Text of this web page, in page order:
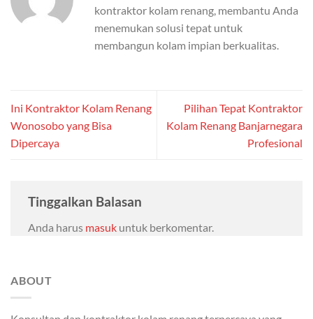
kontraktor kolam renang, membantu Anda
menemukan solusi tepat untuk
membangun kolam impian berkualitas.
Ini Kontraktor Kolam Renang
Wonosobo yang Bisa
Dipercaya
Pilihan Tepat Kontraktor
Kolam Renang Banjarnegara
Profesional
Tinggalkan Balasan
Anda harus masuk untuk berkomentar.
ABOUT